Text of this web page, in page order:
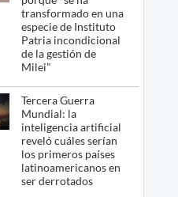
transformado en una
especie de Instituto
Patria incondicional
de la gestión de
Milei"
Tercera Guerra
Mundial: la
inteligencia artificial
reveló cuáles serían
los primeros países
latinoamericanos en
ser derrotados